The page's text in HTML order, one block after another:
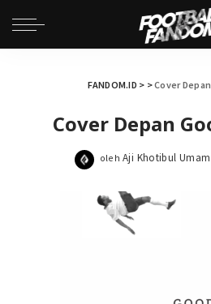
FANDOM.ID > >Cover
Cover Depan
Posted
oleh Aji Khotibul Umam